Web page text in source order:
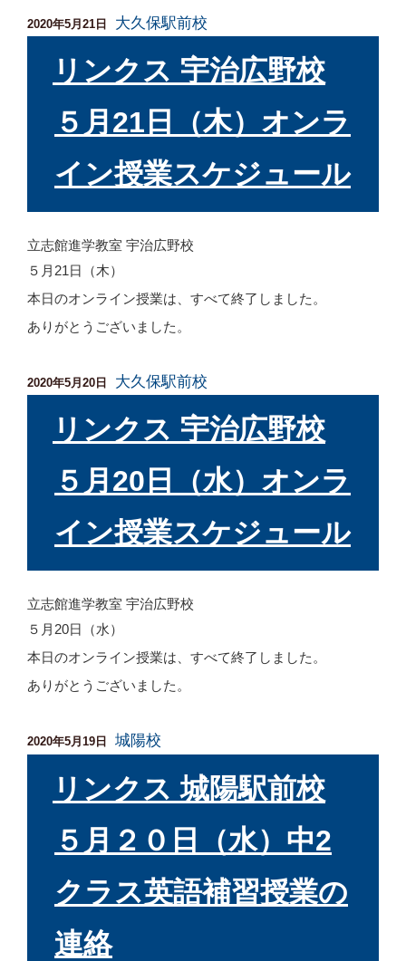
投
2020年5月21日 大久保駅前校
リンクス 宇治広野校
５月21日（木）オンラ
イン授業スケジュール
立志館進学教室 宇治広野校
５月21日（木）
本日のオンライン授業は、すべて終了しました。
ありがとうございました。
投
2020年5月20日 大久保駅前校
リンクス 宇治広野校
５月20日（水）オンラ
イン授業スケジュール
立志館進学教室 宇治広野校
５月20日（水）
本日のオンライン授業は、すべて終了しました。
ありがとうございました。
投
2020年5月19日 城陽校
リンクス 城陽駅前校
５月２０日（水）中2
クラス英語補習授業の
連絡